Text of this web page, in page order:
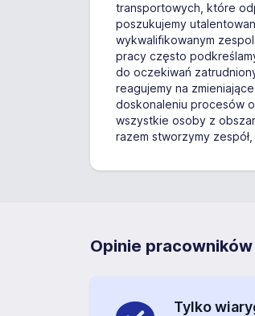
transportowych, które
poszukujemy
wykwalifikowanym
pracy często
do oczekiwań
reagujemy na
doskonaleniu procesów
wszystkie osoby z
razem stworzymy
Opinie pracowników
Tylko